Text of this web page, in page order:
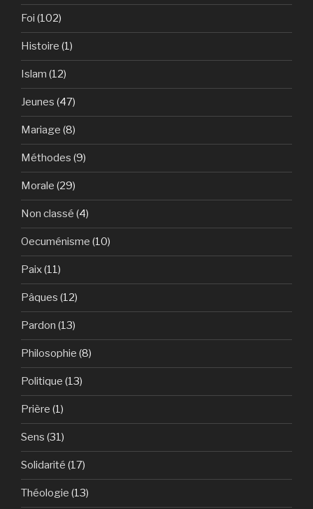
Foi (102)
Histoire (1)
Islam (12)
Jeunes (47)
Mariage (8)
Méthodes (9)
Morale (29)
Non classé (4)
Oecuménisme (10)
Paix(11)
Pâques (12)
Pardon (13)
Philosophie (8)
Politique (13)
Prière (1)
Sens (31)
Solidarité (17)
Théologie (13)